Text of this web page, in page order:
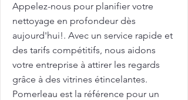
Appelez-nous pour planifier votre
nettoyage en profondeur dès
aujourd'hui!. Avec un service rapide et
des tarifs compétitifs, nous aidons
votre entreprise à attirer les regards
grâce à des vitrines étincelantes.
Pomerleau est la référence pour un